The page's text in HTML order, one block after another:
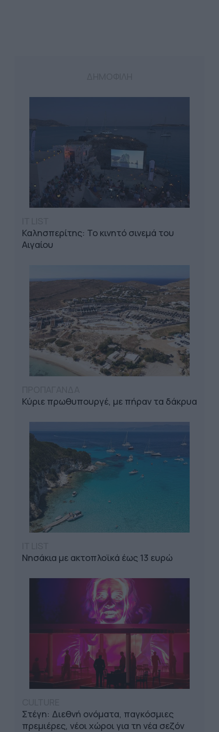
Καλησπερίτης: Το κινητό σινεμά του
Αιγαίου
Κύριε πρωθυπουργέ, με πήραν τα δάκρυα
Νησάκια με ακτοπλοϊκά έως 13 ευρώ
Στέγη: Διεθνή ονόματα, παγκόσμιες
πρεμιέρες, νέοι χώροι για τη νέα σεζόν